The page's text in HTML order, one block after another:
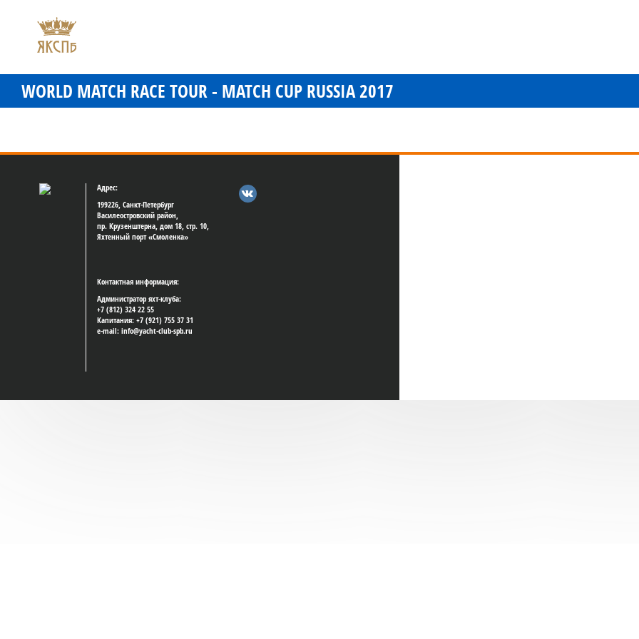
WORLD MATCH RACE TOUR - MATCH CUP RUSSIA 2017
Адрес:
199226, Санкт-Петербург
Василеостровский район,
пр. Крузенштерна, дом 18, стр. 10,
Яхтенный порт «Смоленка»
Контактная информация:
Администратор яхт-клуба:
+7 (812) 324 22 55
Капитания: +7 (921) 755 37 31
e-mail: info@yacht-club-spb.ru